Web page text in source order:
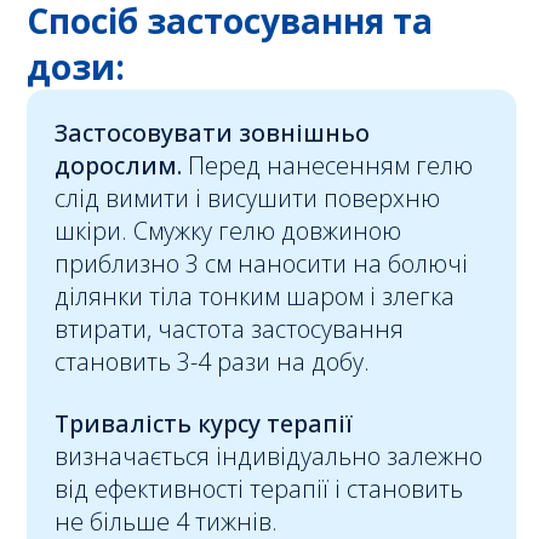
Спосіб застосування та
дози:
Застосовувати зовнішньо
дорослим. Перед нанесенням гелю
слід вимити і висушити поверхню
шкіри. Смужку гелю довжиною
приблизно 3 см наносити на болючі
ділянки тіла тонким шаром і злегка
втирати, частота застосування
становить 3-4 рази на добу.
Тривалість курсу терапії
визначається індивідуально залежно
від ефективності терапії і становить
не більше 4 тижнів.